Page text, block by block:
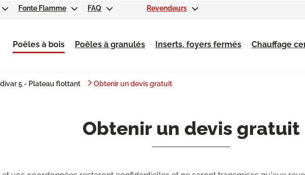
Poêles à bois Poêles à granulés Inserts, foyers fermés Chauffage
Fonte Flamme FAQ Revendeurs
5 - Plateau flottant Obtenir un devis gratuit
Obtenir un devis gratuit